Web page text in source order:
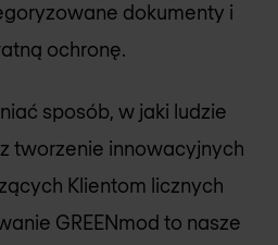
dokumenty i
ochronę.
sposób, w jaki ludzie
tworzenie innowacyjnych
Klientom licznych
GREENmod to nasze